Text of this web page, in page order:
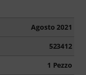
Agosto 2021
523412
1 Pezzo